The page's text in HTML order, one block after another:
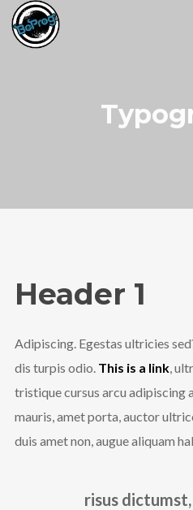
Header 1
Adipiscing. Egestas ultricies
dis turpis odio. This is a link,
tristique cursus arcu adipiscing
mauris, amet porta, auctor
duis amet non, augue aliquam
risus